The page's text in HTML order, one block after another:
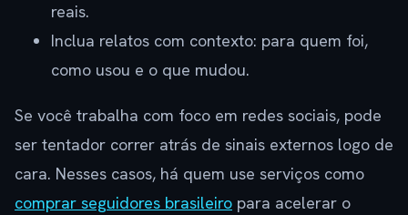
reais.
Inclua relatos com contexto: para quem foi,
como usou e o que mudou.
Se você trabalha com foco em redes sociais, pode
ser tentador correr atrás de sinais externos logo de
cara. Nesses casos, há quem use serviços como
comprar seguidores brasileiro para acelerar o